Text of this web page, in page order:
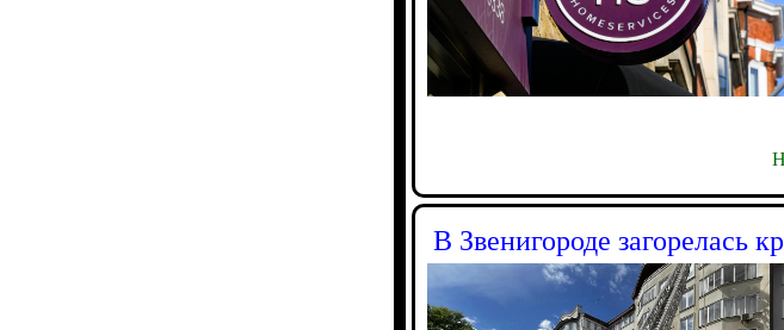
В Звенигороде загорелась